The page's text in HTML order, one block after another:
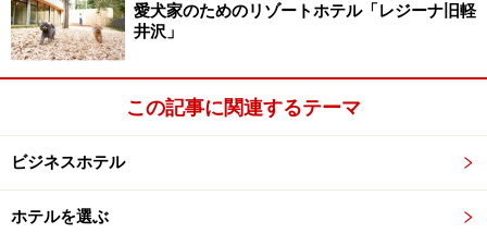
愛犬家のためのリゾートホテル「レジーナ旧軽
井沢」
この記事に関連するテーマ
ビジネスホテル
ホテルを選ぶ